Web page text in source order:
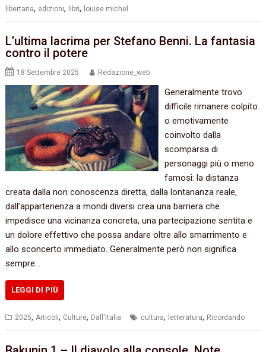
libertaria, edizioni, libri, louise michel
L’ultima lacrima per Stefano Benni. La fantasia
contro il potere
18 Settembre 2025 Redazione_web
Generalmente trovo
difficile rimanere colpito
o emotivamente
coinvolto dalla
scomparsa di
personaggi più o meno
famosi: la distanza
creata dalla non conoscenza diretta, dalla lontananza reale,
dall’appartenenza a mondi diversi crea una barriera che
impedisce una vicinanza concreta, una partecipazione sentita e
un dolore effettivo che possa andare oltre allo smarrimento e
allo sconcerto immediato. Generalmente però non significa
sempre…
LEGGI DI PIÙ
2025,Articoli, Culture, Dall'Italia cultura, letteratura, Ricordando